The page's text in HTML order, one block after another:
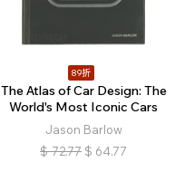
89折
The Atlas of Car Design: The
World's Most Iconic Cars
Jason Barlow
$ 72.77 $ 64.77